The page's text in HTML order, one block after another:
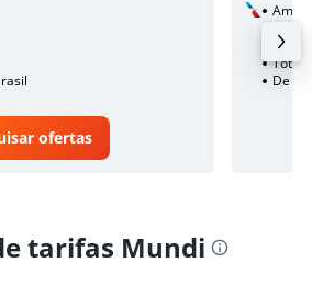
ofertas
2
Total:
De
tarifas Mundi